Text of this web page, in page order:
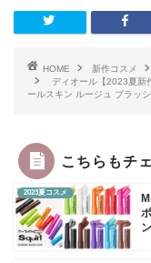
HOME 新作コスメ
ディオール【2023夏新
ールスキン ルージュ ブラッシ
こちらもチ
2023夏コスメ